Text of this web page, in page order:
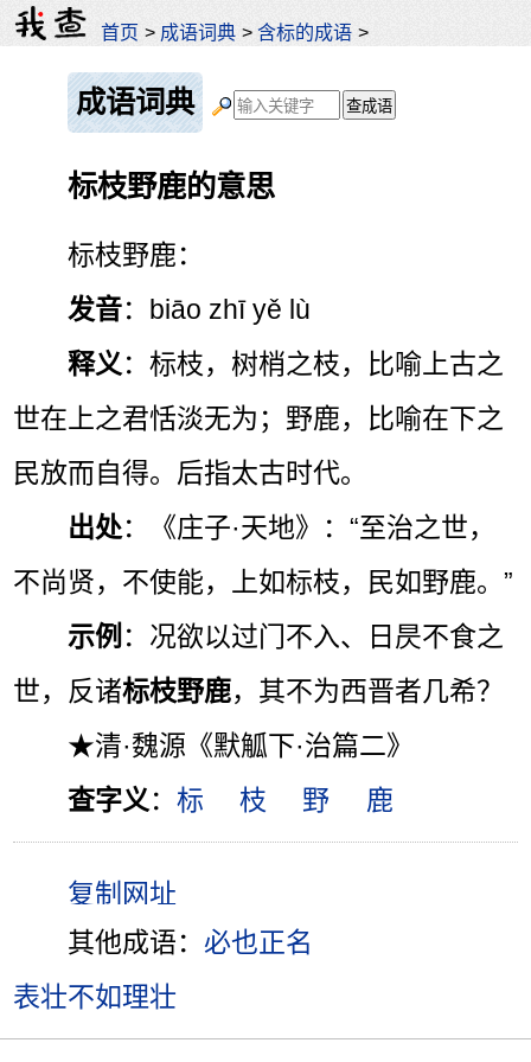
首页 > 成语词典 >含标的成语 >
成语词典
标枝野鹿的意思
标枝野鹿：
发音：biāo zhī yě lù
释义 ：标枝，树梢之枝，比喻上古之
世在上之君恬淡无为；野鹿，比喻在下之
民放而自得。后指太古时代。
出处：《庄子·天地》：“至治之世，
不尚贤，不使能，上如标枝，民如野鹿。”
示例 ：况欲以过门不入、日昃不食之
世，反诸标枝野鹿，其不为西晋者几希？
★清·魏源《默觚下·治篇二》
查字义 ：标 枝 野 鹿
其他成语：必也正名
表壮不如理壮